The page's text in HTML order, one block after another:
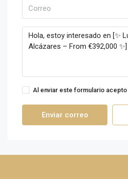
Al enviar este formulario acepto
Enviar correo